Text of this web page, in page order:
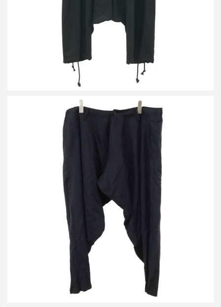
ヨウジヤマモト プールオム 23AW ウールギャバジンドレープパン
買取金額32,000円
詳しく見る